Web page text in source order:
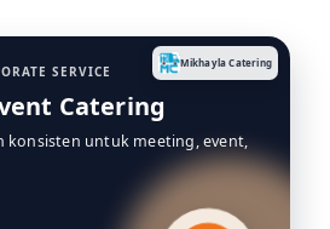
Mikhayla Catering
SERVICE
Catering
konsisten untuk meeting, event,